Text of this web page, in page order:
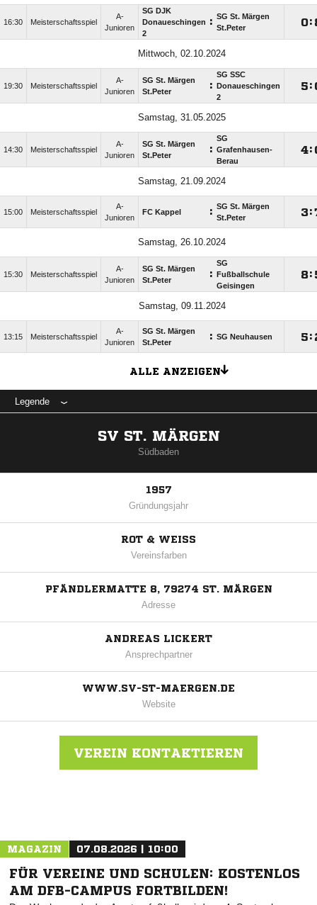
16:30 Meisterschaftsspiel
A-
Junioren
SG DJK
Donaueschingen
2
: SG St. Märgen
St.Peter
:
Mittwoch, 02.10.2024
19:30 Meisterschaftsspiel
A-
Junioren
SG St. Märgen
St.Peter
:
SG SSC
Donaueschingen
2
:
Samstag, 31.05.2025
14:30 Meisterschaftsspiel
A-
Junioren
SG St. Märgen
St.Peter
:
SG
Grafenhausen-
Berau
:
Samstag, 21.09.2024
15:00 Meisterschaftsspiel
A-
Junioren
FC Kappel : SG St. Märgen
St.Peter
:
Samstag, 26.10.2024
15:30 Meisterschaftsspiel
A-
Junioren
SG St. Märgen
St.Peter
:
SG
Fußballschule
Geisingen
:
Samstag, 09.11.2024
13:15 Meisterschaftsspiel
A-
Junioren
SG St. Märgen
St.Peter
: SG Neuhausen :
ALLE ANZEIGEN
Legende
SV ST. MÄRGEN
Südbaden
1957
Gründungsjahr
ROT & WEISS
Vereinsfarben
PFÄNDLERMATTE 8, 79274 ST. MÄRGEN
Adresse
ANDREAS LICKERT
Ansprechpartner
WWW.SV-ST-MAERGEN.DE
Website
VEREIN KONTAKTIEREN
MAGAZIN 07.08.2026 | 10:00
FÜR VEREINE UND SCHULEN: KOSTENLOS
AM DFB-CAMPUS FORTBILDEN!